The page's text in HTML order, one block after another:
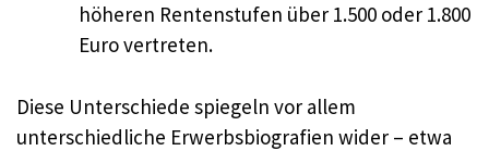
höheren Rentenstufen über 1.500 oder 1.800
Euro vertreten.
Diese Unterschiede spiegeln vor allem
unterschiedliche Erwerbsbiografien wider – etwa